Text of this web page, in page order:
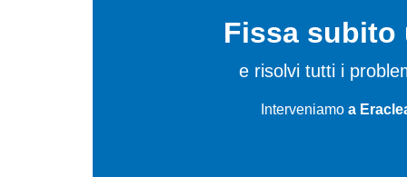
Fissa subito
e risolvi tutti i
Interveniamo a